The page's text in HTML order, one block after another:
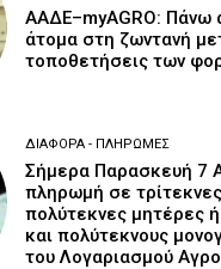
ΑΑΔΕ–myAGRO: Πάνω
άτομα στη ζωντανή
τοποθετήσεις των
ΔΙΆΦΟΡΑ - ΠΛΗΡΩΜΈΣ
Σήμερα Παρασκευή 7
πληρωμή σε
πολύτεκνες μητέρες
και πολύτεκνους
του Λογαριασμού